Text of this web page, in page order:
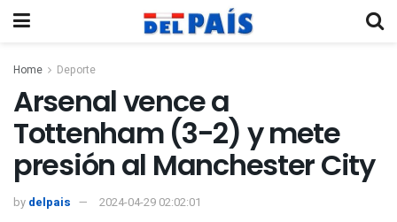
Home Deporte
Arsenal vence a
Tottenham (3-2) y mete
presión al Manchester City
by delpais 2024-04-29 02:02:01